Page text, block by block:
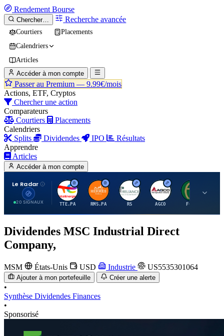
Rendement Bourse
Chercher… Recherche avancée
Courtiers
Placements
Calendriers
Articles
Accéder à mon compte
Passer au Premium — 9.99€/mois
Actions, ETF, Cryptos
Chercher une action
Comparateurs
Courtiers
Placements
Calendriers
Splits
Dividendes IPO
Résultats
Apprendre
Articles
Accéder à mon compte
Le Radar
20 SIGNAUX
T
TTE.PA
H
RMS.PA
R
RS
A
AGCO FCFS
Dividendes MSC Industrial Direct
Company,
MSM États-Unis USD Industrie US5535301064
Ajouter à mon portefeuille Créer une alerte
•
Synthèse Dividendes Finances
•
Sponsorisé